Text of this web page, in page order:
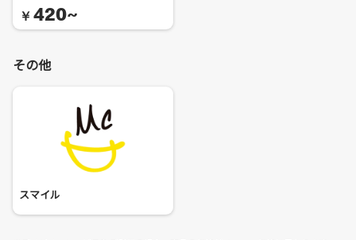
￥ 420~
その他
スマイル